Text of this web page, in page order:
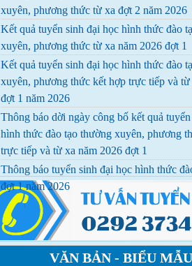
xuyên, phương thức từ xa đợt 2 năm 2026
Kết quả tuyển sinh đại học hình thức đào
xuyên, phương thức từ xa năm 2026 đợt 1
Kết quả tuyển sinh đại học hình thức đào
xuyên, phương thức kết hợp trực tiếp và
đợt 1 năm 2026
Thông báo dời ngày công bố kết quả
hình thức đào tạo thường xuyên, phương
trực tiếp và từ xa năm 2026 đợt 1
Thông báo tuyển sinh đại học hình thức
đợt 1 năm 2026
VĂN BẢN - BIỂU MẪU